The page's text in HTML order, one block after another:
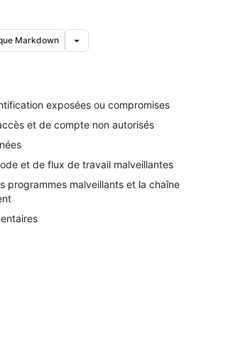
Markdown
exposées ou compromises
et de compte non autorisés
et de flux de travail malveillantes
programmes malveillants et la chaîne